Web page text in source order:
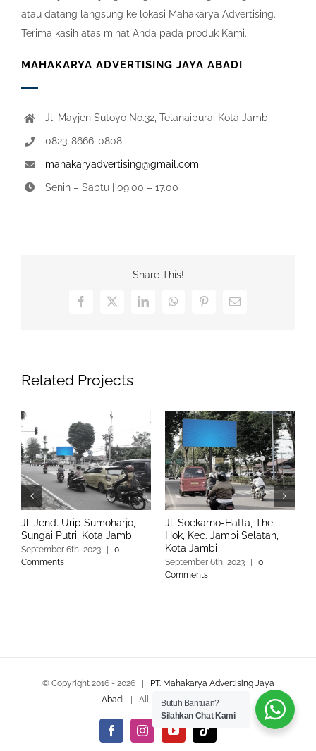
atau datang langsung ke lokasi Mahakarya Advertising.
Terima kasih atas minat Anda pada produk Kami.
MAHAKARYA ADVERTISING JAYA ABADI
Jl. Mayjen Sutoyo No.32, Telanaipura, Kota Jambi
0823-8666-0808
mahakaryadvertising@gmail.com
Senin – Sabtu | 09.00 – 17.00
Share This!
Facebook
X LinkedInWhatsAppPinterestEmail
Related Projects
Jl. Jend. Urip Sumoharjo,
Sungai Putri, Kota Jambi
September 6th, 2023
0
Comments
Jl. Soekarno-Hatta, The
Hok, Kec. Jambi Selatan,
Kota Jambi
September 6th, 2023
0
Comments
© Copyright 2016 - 2026 |
PT. Mahakarya Advertising Jaya
Abadi | All Rights Reserved
FacebookInstagramYouTubeTiktok
Butuh Bantuan?
Silahkan Chat Kami